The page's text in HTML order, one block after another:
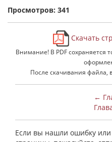
Просмотров: 341
Скачать
Внимание! В PDF сохраняется
После скачивания файла,
←
Если вы нашли ошибку или